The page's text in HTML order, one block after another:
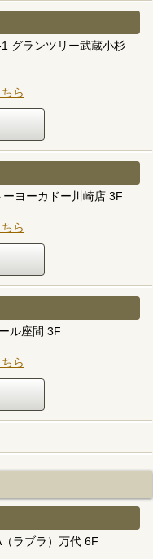
グランツリー武蔵小杉
ら
ヨーカドー川崎店 3F
ら
ル座間 3F
ら
ラブラ）万代 6F